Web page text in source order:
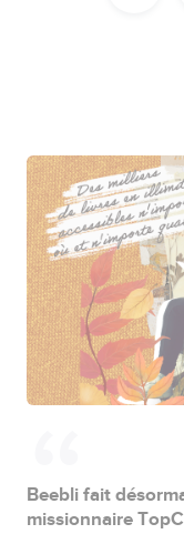
Beebli fait
missionnaire